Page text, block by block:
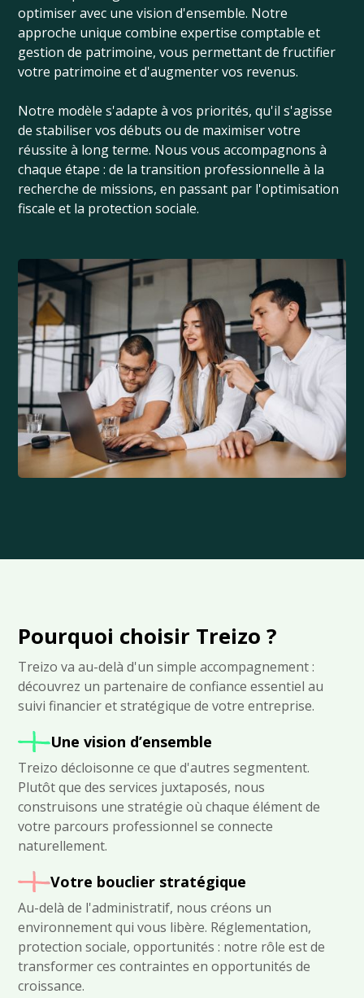
optimiser avec une vision d'ensemble. Notre
approche unique combine expertise comptable et
gestion de patrimoine, vous permettant de fructifier
votre patrimoine et d'augmenter vos revenus.
Notre modèle s'adapte à vos priorités, qu'il s'agisse
de stabiliser vos débuts ou de maximiser votre
réussite à long terme. Nous vous accompagnons à
chaque étape : de la transition professionnelle à la
recherche de missions, en passant par l'optimisation
fiscale et la protection sociale.
Pourquoi choisir Treizo ?
Treizo va au-delà d'un simple accompagnement :
découvrez un partenaire de confiance essentiel au
suivi financier et stratégique de votre entreprise.
Une vision d’ensemble
Treizo décloisonne ce que d'autres segmentent.
Plutôt que des services juxtaposés, nous
construisons une stratégie où chaque élément de
votre parcours professionnel se connecte
naturellement.
Votre bouclier stratégique
Au-delà de l'administratif, nous créons un
environnement qui vous libère. Réglementation,
protection sociale, opportunités : notre rôle est de
transformer ces contraintes en opportunités de
croissance.